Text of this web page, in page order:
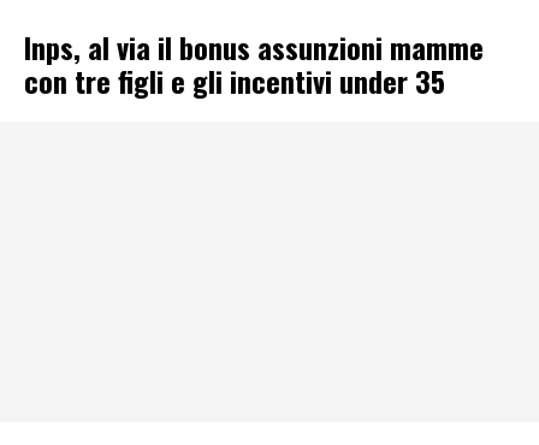
Inps, al via il bonus assunzioni mamme
con tre figli e gli incentivi under 35